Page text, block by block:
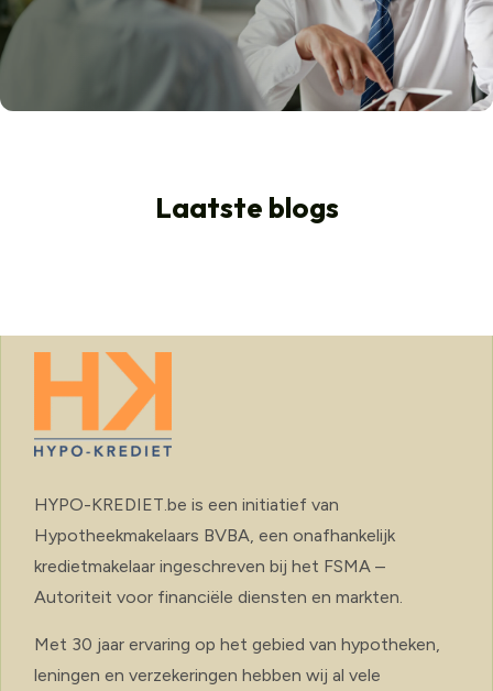
Laatste blogs
HYPO-KREDIET.be is een initiatief van
Hypotheekmakelaars BVBA, een onafhankelijk
kredietmakelaar ingeschreven bij het FSMA –
Autoriteit voor financiële diensten en markten.
Met 30 jaar ervaring op het gebied van hypotheken,
leningen en verzekeringen hebben wij al vele